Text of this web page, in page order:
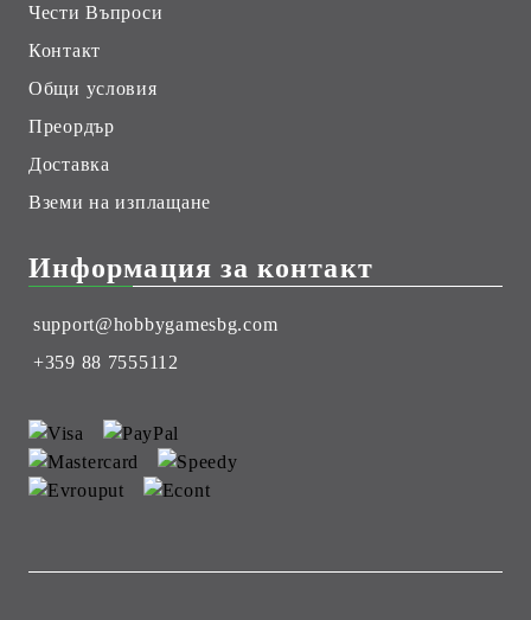
Чести Въпроси
Контакт
Общи условия
Преордър
Доставка
Вземи на изплащане
Информация за контакт
support@hobbygamesbg.com
+359 88 7555112